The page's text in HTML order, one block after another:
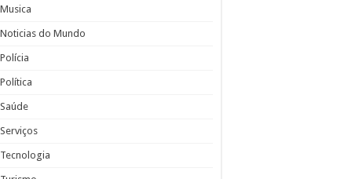
Musica
Noticias do Mundo
Polícia
Política
Saúde
Serviços
Tecnologia